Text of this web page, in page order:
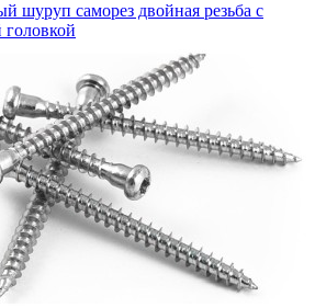
шуруп саморез двойная резьба с